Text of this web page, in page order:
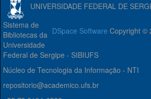
UNIVERSIDADE FEDERAL DE
DSpace Software Copyright ©
Sistema de
Bibliotecas da
Universidade
Federal de Sergipe - SIBIUFS
Núcleo de Tecnologia da Informação - NTI
repositorio@academico.ufs.br